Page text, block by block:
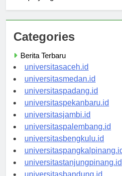
Categories
Berita Terbaru
universitasaceh.id
universitasmedan.id
universitaspadang.id
universitaspekanbaru.id
universitasjambi.id
universitaspalembang.id
universitasbengkulu.id
universitaspangkalpinang.id
universitastanjungpinang.id